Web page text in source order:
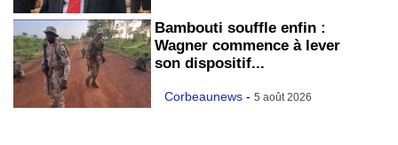
Bambouti souffle enfin :
Wagner commence à lever
son dispositif...
Corbeaunews - 5 août 2026